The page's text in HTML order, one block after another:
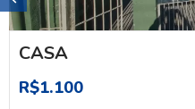
CASA
R$1.100